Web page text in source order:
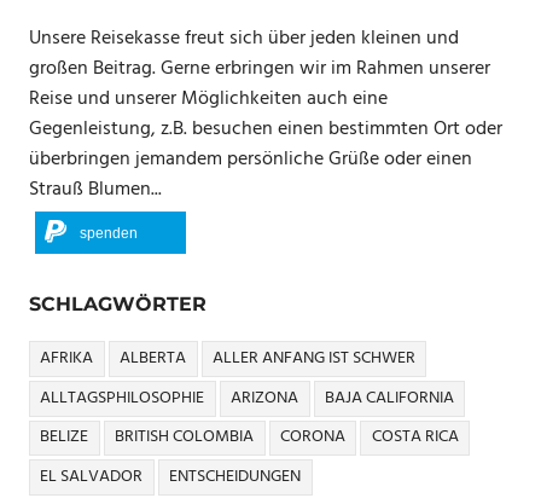
Unsere Reisekasse freut sich über jeden kleinen und
großen Beitrag. Gerne erbringen wir im Rahmen unserer
Reise und unserer Möglichkeiten auch eine
Gegenleistung, z.B. besuchen einen bestimmten Ort oder
überbringen jemandem persönliche Grüße oder einen
Strauß Blumen...
spenden
SCHLAGWÖRTER
AFRIKA ALBERTA
ALLER ANFANG IST SCHWER
ALLTAGSPHILOSOPHIE
ARIZONA
BAJA CALIFORNIA
BELIZE
BRITISH COLOMBIA CORONA
COSTA RICA
EL SALVADOR
ENTSCHEIDUNGEN